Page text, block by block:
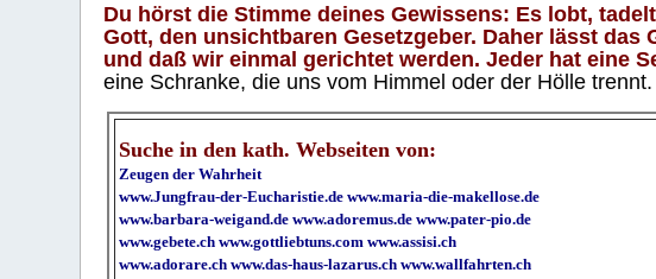
Du hörst die Stimme deines Gewissens: Es lobt,
Gott, den unsichtbaren Gesetzgeber. Daher lässt
und daß wir einmal gerichtet werden. Jeder hat eine
eine Schranke, die uns vom Himmel oder der Hölle
Suche in den kath. Webseiten von:
Zeugen der Wahrheit
www.Jungfrau-der-Eucharistie.de www.maria-die-makellose.de
www.barbara-weigand.de www.adoremus.de www.pater-pio.de
www.gebete.ch www.gottliebtuns.com www.assisi.ch
www.adorare.ch www.das-haus-lazarus.ch www.wallfahrten.ch